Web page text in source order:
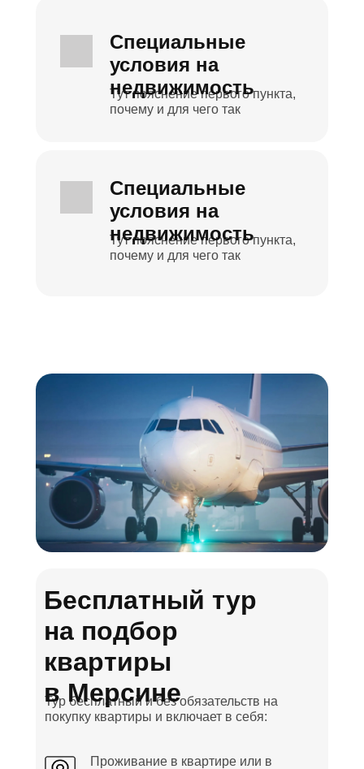
Тут пояснение первого пункта,
почему и для чего так
Специальные
условия на
недвижимость
Тут пояснение первого пункта,
почему и для чего так
Специальные
условия на
недвижимость
Проживание в квартире или в
Тур бесплатный и без обязательств на
покупку квартиры и включает в себя:
Бесплатный тур
на подбор
квартиры
в Мерсине